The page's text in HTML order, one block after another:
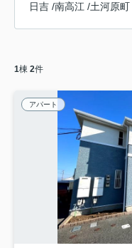
日吉 /南高江 /土河原町
1棟 2件
アパート